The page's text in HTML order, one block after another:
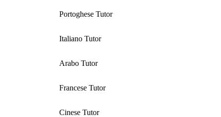
Portoghese Tutor
Italiano Tutor
Arabo Tutor
Francese Tutor
Cinese Tutor